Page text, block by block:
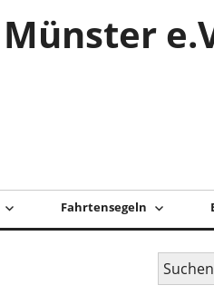
Fahrtensegeln
Suchen
nach: